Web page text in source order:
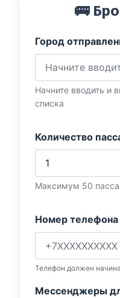
🚌
Город
Начните вводить и
списка
Количество
Максимум 50
Номер
Телефон должен
Мессенджеры